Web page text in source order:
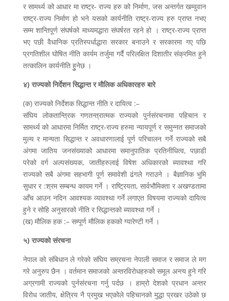
र सामर्थ्य को आधार मा राष्ट्र- राज्य हरु को निर्माण, जस अन्तर्गत खम्वुवान
राष्ट्र-राज्य निर्माण हो भने यसको कार्यनीति राष्ट्र-राज्य हरु प्राप्त नभए
सम्म शान्तिपूर्ण संघर्षको माध्यमद्धारा संघर्षरत रहने हो । राष्ट्र-राज्य प्राप्त
भए पछी वैधानिक प्रतिस्पर्धाद्धारा सरकार बनाउने र सरकारमा गए पछि
प्रगतिशील घोषित नीति कार्यम तर्जुमा गर्दै परिलक्षित दिशातीर संक्रमित हुने
तत्कालिन कार्यनीति हुुनेछ ।
४) राज्यको निर्देशन सिद्धान्त र मौलिक अधिकारहरु बारे
(क) राज्यको निर्देशक सिद्धान्त नीति र दायित्व :–
संघिय लोकतान्त्रिक गणतन्त्रात्मक राज्यको पुर्नसंरचनामा पहिचान र
सामर्थ्य को आधारमा निर्मित राष्ट्र-राज्य हरुमा न्यायपूर्ण र समुन्नत समाजको
मुल्य र मान्यता सिद्धान्त र अवधारणालाई पूर्ण परिचालन गर्ने राज्यको सबै
अंगमा जातिय जनसंख्याको आधारमा समानुपातिक प्रतिनीधित्व, पछाडी
परेको वर्ग अल्पसंख्यक, जातीहरुलाई विषेश अधिकारको ब्यावश्था गरि
राज्यको सबै अंगमा सहभागी पूर्ण समावेशी ढंगले गराउने । बैज्ञानिक भुमि
सुधार र :श्रम सम्बन्ध कायम गर्ने । राष्ट्रियता, सार्वभौमिक्ता र अखण्डतामा
आँच आउन नदिन आवश्यक व्यावश्था गर्ने लगाएत विषयमा राज्यको दायित्व
हुने र सोहि अनुसारको नीति र सिद्धान्तको ब्यावश्था गर्ने ।
(ख) मौलिक हक :– सम्पूर्ण मौलिक हकको ग्यारेण्टी गर्ने ।
५) राज्यको संरचना
नेपाल को संबिधान ले गरेको संघिय सम्रचना नेपाली समाज र समाज ले मग
गरे अनुरुप छैन । वर्तमान समाजको अन्तरविरोधहरुको समूल अन्त्य हुने गरि
अग्रगामी राज्यको पुर्नसंरचना गर्नु पर्दछ । हाम्रो देशको प्रधान अन्तर
विरोध जातीय, क्षेत्रिय नै प्रमुख भएकोले पहिचानको मुद्धा प्रखर उठेको छ